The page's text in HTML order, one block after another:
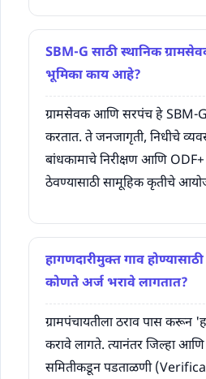
SBM-G साठी स्थानिक
भूमिका काय आहे?
ग्रामसेवक आणि सरपंच हे SBM-
करतात. ते जनजागृती, निधीचे
बांधकामाचे निरीक्षण आणि ODF+
ठेवण्यासाठी सामूहिक कृतीचे
हागणदारीमुक्त गाव होण्यासाठी
कोणते अर्ज भरावे लागतात?
ग्रामपंचायतीला ठराव पास करून
करावे लागते. त्यानंतर जिल्हा आणि
समितीकडून पडताळणी